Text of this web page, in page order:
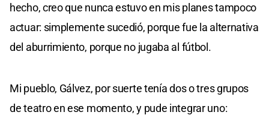
hecho, creo que nunca estuvo en mis planes tampoco
actuar: simplemente sucedió, porque fue la alternativa
del aburrimiento, porque no jugaba al fútbol.
Mi pueblo, Gálvez, por suerte tenía dos o tres grupos
de teatro en ese momento, y pude integrar uno: